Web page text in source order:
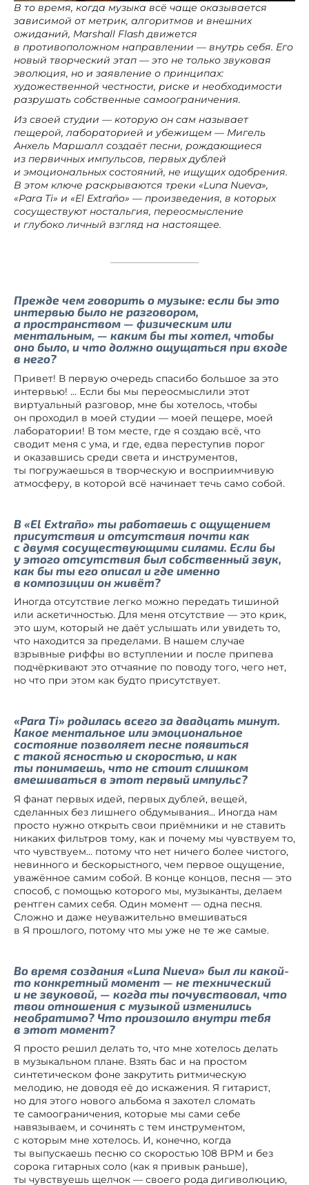
В то время, когда музыка всё чаще оказывается
зависимой от метрик, алгоритмов и внешних
ожиданий, Marshall Flash движется
в противоположном направлении — внутрь себя. Его
новый творческий этап — это не только звуковая
эволюция, но и заявление о принципах:
художественной честности, риске и необходимости
разрушать собственные самоограничения.
Из своей студии — которую он сам называет
пещерой, лабораторией и убежищем — Мигель
Анхель Маршалл создаёт песни, рождающиеся
из первичных импульсов, первых дублей
и эмоциональных состояний, не ищущих одобрения.
В этом ключе раскрываются треки «Luna Nueva»,
«Para Ti» и «El Extraño» — произведения, в которых
сосуществуют ностальгия, переосмысление
и глубоко личный взгляд на настоящее.
Прежде чем говорить о музыке: если бы это
интервью было не разговором,
а пространством — физическим или
ментальным, — каким бы ты хотел, чтобы
оно было, и что должно ощущаться при входе
в него?
Привет! В первую очередь спасибо большое за это
интервью! … Если бы мы переосмыслили этот
виртуальный разговор, мне бы хотелось, чтобы
он проходил в моей студии — моей пещере, моей
лаборатории! В том месте, где я создаю всё, что
сводит меня с ума, и где, едва переступив порог
и оказавшись среди света и инструментов,
ты погружаешься в творческую и восприимчивую
атмосферу, в которой всё начинает течь само собой.
В «El Extraño» ты работаешь с ощущением
присутствия и отсутствия почти как
с двумя сосуществующими силами. Если бы
у этого отсутствия был собственный звук,
как бы ты его описал и где именно
в композиции он живёт?
Иногда отсутствие легко можно передать тишиной
или аскетичностью. Для меня отсутствие — это крик,
это шум, который не даёт услышать или увидеть то,
что находится за пределами. В нашем случае
взрывные риффы во вступлении и после припева
подчёркивают это отчаяние по поводу того, чего нет,
но что при этом как будто присутствует.
«Para Ti» родилась всего за двадцать минут.
Какое ментальное или эмоциональное
состояние позволяет песне появиться
с такой ясностью и скоростью, и как
ты понимаешь, что не стоит слишком
вмешиваться в этот первый импульс?
Я фанат первых идей, первых дублей, вещей,
сделанных без лишнего обдумывания… Иногда нам
просто нужно открыть свои приёмники и не ставить
никаких фильтров тому, как и почему мы чувствуем то,
что чувствуем… потому что нет ничего более чистого,
невинного и бескорыстного, чем первое ощущение,
уважённое самим собой. В конце концов, песня — это
способ, с помощью которого мы, музыканты, делаем
рентген самих себя. Один момент — одна песня.
Сложно и даже неуважительно вмешиваться
в Я прошлого, потому что мы уже не те же самые.
Во время создания «Luna Nueva» был ли какой-
то конкретный момент — не технический
и не звуковой, — когда ты почувствовал, что
твои отношения с музыкой изменились
необратимо? Что произошло внутри тебя
в этот момент?
Я просто решил делать то, что мне хотелось делать
в музыкальном плане. Взять бас и на простом
синтетическом фоне закрутить ритмическую
мелодию, не доводя её до искажения. Я гитарист,
но для этого нового альбома я захотел сломать
те самоограничения, которые мы сами себе
навязываем, и сочинять с тем инструментом,
с которым мне хотелось. И, конечно, когда
ты выпускаешь песню со скоростью 108 BPM и без
сорока гитарных соло (как я привык раньше),
ты чувствуешь щелчок — своего рода дигиволюцию,